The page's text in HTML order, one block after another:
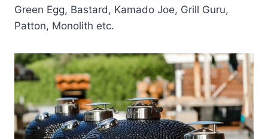
Green Egg, Bastard, Kamado Joe, Grill Guru,
Patton, Monolith etc.